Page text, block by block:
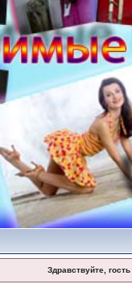
Здравствуйте, гость